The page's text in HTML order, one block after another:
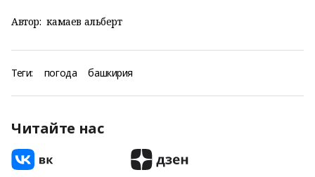
Автор: камаев альберт
Теги: погода башкирия
Читайте нас